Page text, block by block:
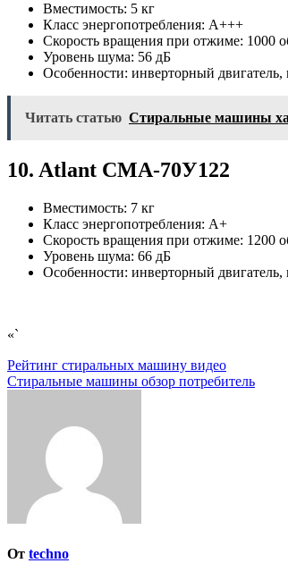
Вместимость: 5 кг
Класс энергопотребления: A+++
Скорость вращения при отжиме: 1000
Уровень шума: 56 дБ
Особенности: инверторный
Читать статью Стиральные машины
10. Atlant СМА-70У122
Вместимость: 7 кг
Класс энергопотребления: A+
Скорость вращения при отжиме: 1200
Уровень шума: 66 дБ
Особенности: инверторный
«`
Навигация
по
Рейтинг стиральных машину видео
Стиральные машины обзор потребитель
От techno